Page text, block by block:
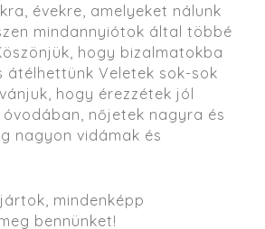
évekre, amelyeket nálunk
mindannyiótok által többé
hogy bizalmatokba
átélhettünk Veletek sok-sok
hogy érezzétek jól
nőjetek nagyra és
nagyon vidámak és
mindenképp
bennünket!